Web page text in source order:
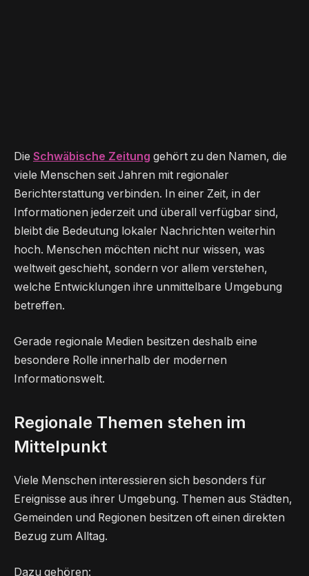
Die Schwäbische Zeitung gehört zu den Namen, die
viele Menschen seit Jahren mit regionaler
Berichterstattung verbinden. In einer Zeit, in der
Informationen jederzeit und überall verfügbar sind,
bleibt die Bedeutung lokaler Nachrichten weiterhin
hoch. Menschen möchten nicht nur wissen, was
weltweit geschieht, sondern vor allem verstehen,
welche Entwicklungen ihre unmittelbare Umgebung
betreffen.
Gerade regionale Medien besitzen deshalb eine
besondere Rolle innerhalb der modernen
Informationswelt.
Regionale Themen stehen im
Mittelpunkt
Viele Menschen interessieren sich besonders für
Ereignisse aus ihrer Umgebung. Themen aus Städten,
Gemeinden und Regionen besitzen oft einen direkten
Bezug zum Alltag.
Dazu gehören: